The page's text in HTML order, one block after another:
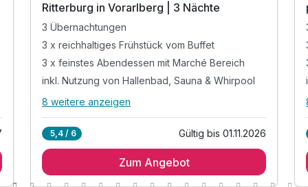
Ritterburg in Vorarlberg | 3 Nächte
3 Übernachtungen
3 x reichhaltiges Frühstück vom Buffet
3 x feinstes Abendessen mit Marché Bereich
inkl. Nutzung von Hallenbad, Sauna & Whirpool
Alle Inklusivleistungen
3 x reichhaltiges Frühstück vom Buffet
3 x feinstes Abendessen mit Marché Bereich
8 weitere anzeigen
5,4 / 6 Gültig bis 01.11.2026
Zum Angebot